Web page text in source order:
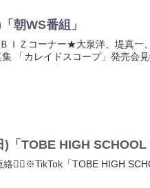
朝WS番組」
ＩＺコーナー★大泉洋、堤真
「カレイドスコープ」発売会
「TOBE HIGH SCHOOL
🙋‍♂️※TikTok「TOBE HIGH